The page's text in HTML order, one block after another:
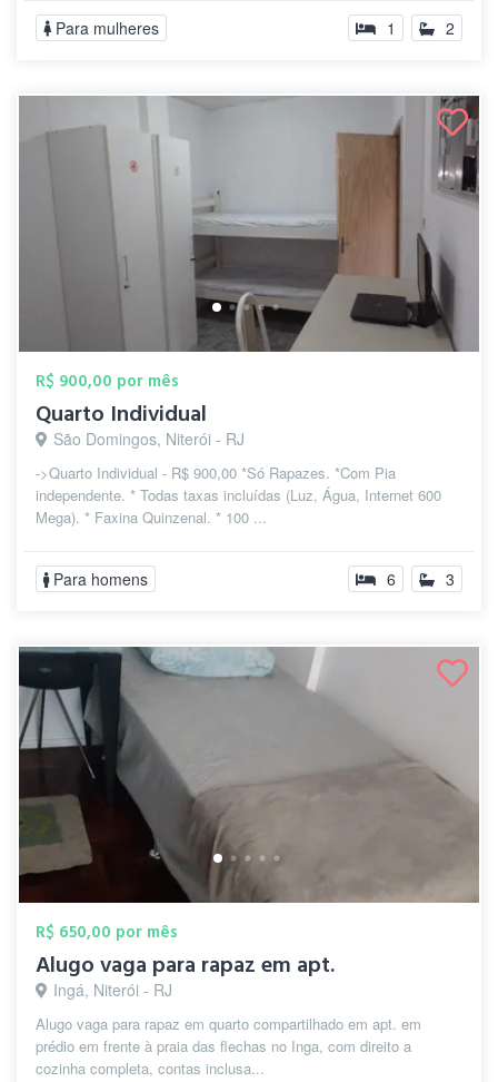
Para mulheres 1 2
R$ 900,00 por mês
Quarto Individual
São Domingos, Niterói - RJ
->Quarto Individual - R$ 900,00 *Só Rapazes. *Com Pia
independente. * Todas taxas incluídas (Luz, Água, Internet 600
Mega). * Faxina Quinzenal. * 100 ...
Para homens 6 3
R$ 650,00 por mês
Alugo vaga para rapaz em apt.
Ingá, Niterói - RJ
Alugo vaga para rapaz em quarto compartilhado em apt. em
prédio em frente à praia das flechas no Inga, com direito a
cozinha completa, contas inclusa...